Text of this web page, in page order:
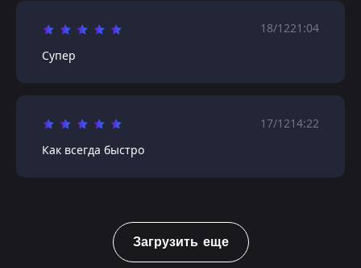
18/1221:04
Супер
17/1214:22
Как всегда быстро
Загрузить еще